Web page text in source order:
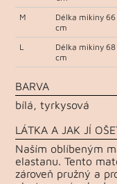
M
Délka mikiny
cm
L
Délka mikiny
cm
BARVA
bílá, tyrkysová
LÁTKA A JAK JÍ
Naším oblíbeným
elastanu. Tento
zároveň pružný a